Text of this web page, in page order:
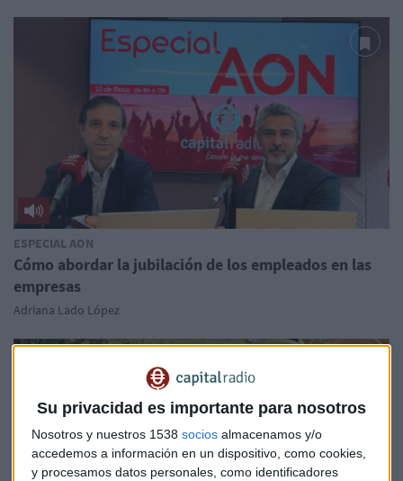
Su privacidad es importante para nosotros
Nosotros y nuestros 1538 socios almacenamos y/o
accedemos a información en un dispositivo, como cookies,
y procesamos datos personales, como identificadores
ESPECIAL AON
Cómo abordar la jubilación de los empleados en las
empresas
Adriana Lado López